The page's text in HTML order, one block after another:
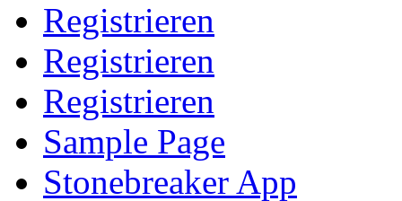
Registrieren
Registrieren
Registrieren
Sample Page
Stonebreaker App